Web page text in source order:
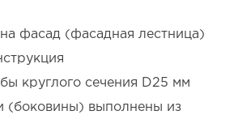
фасад (фасадная лестница)
круглого сечения D25 мм
(боковины) выполнены из